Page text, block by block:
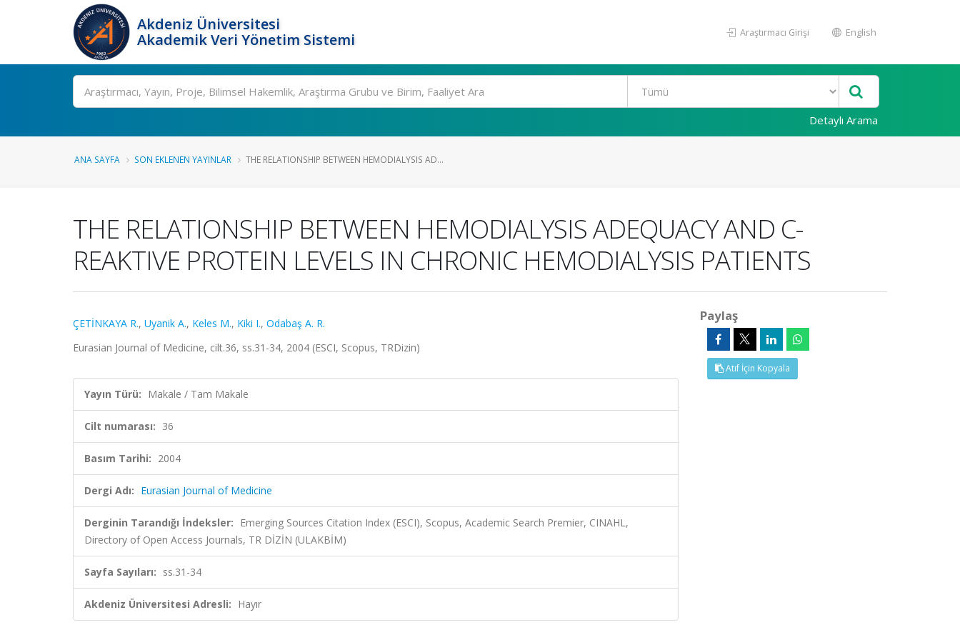
Akdeniz Üniversitesi
Akademik Veri Yönetim Sistemi
Araştırmacı Girişi English
Ara
Detaylı Arama
ANA SAYFA SON EKLENEN YAYINLAR THE RELATIONSHIP BETWEEN HEMODIALYSIS AD...
THE RELATIONSHIP BETWEEN HEMODIALYSIS ADEQUACY AND C-
REAKTIVE PROTEIN LEVELS IN CHRONIC HEMODIALYSIS PATIENTS
ÇETİNKAYA R., Uyanik A., Keles M., Kiki I., Odabaş A. R.
Eurasian Journal of Medicine, cilt.36, ss.31-34, 2004 (ESCI, Scopus, TRDizin)
Yayın Türü: Makale / Tam Makale
Cilt numarası: 36
Basım Tarihi: 2004
Dergi Adı: Eurasian Journal of Medicine
Derginin Tarandığı İndeksler: Emerging Sources Citation Index (ESCI), Scopus, Academic Search Premier, CINAHL,
Directory of Open Access Journals, TR DİZİN (ULAKBİM)
Sayfa Sayıları: ss.31-34
Akdeniz Üniversitesi Adresli: Hayır
Paylaş
Atıf İçin Kopyala